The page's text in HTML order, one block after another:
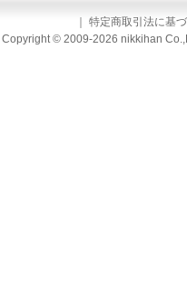
特定商取引法に基
Copyright © 2009-2026 nikkihan